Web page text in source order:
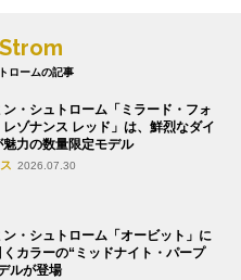
ロームの記事
ン・シュトローム「ミラード・フォ
レゾナンス レッド」は、鮮烈なダイ
魅力の数量限定モデル
2026.07.30
ン・シュトローム「オービット」に
くカラーの“ミッドナイト・パープ
ルが登場